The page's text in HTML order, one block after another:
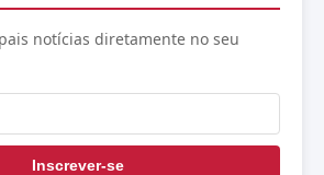
notícias diretamente no seu
Inscrever-se